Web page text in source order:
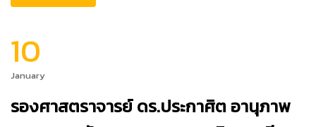
10
January
รองศาสตราจารย์ ดร.ประกาศิต อานุภาพ